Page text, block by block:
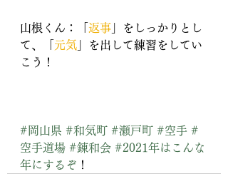
山根くん：「 返事 」をしっかりとし
て、「 元気 」を出して練習をしてい
こう！
#岡山県 #和気町 #瀬戸町 #空手 #
空手道場 #錬和会 #2021年はこんな
年にするぞ ！